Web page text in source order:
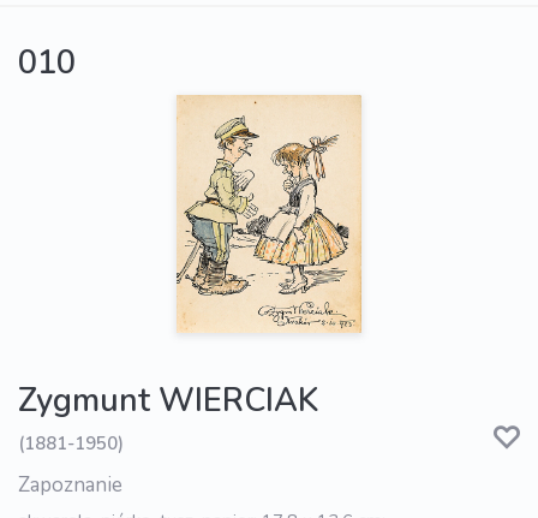
010
Zygmunt WIERCIAK
(1881-1950)
Zapoznanie